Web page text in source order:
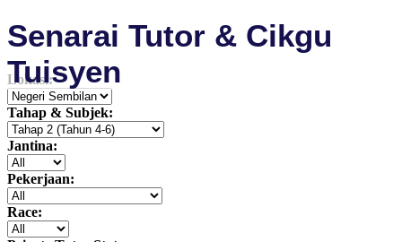
Senarai Tutor & Cikgu
Tuisyen
Lokasi:
Tahap & Subjek:
Jantina:
Pekerjaan:
Race: